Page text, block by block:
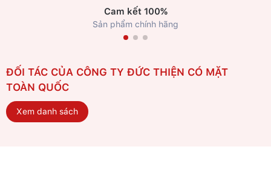
Cam kết 100%
Sản phẩm chính hãng
ĐỐI TÁC CỦA CÔNG TY ĐỨC THIỆN CÓ MẶT
TOÀN QUỐC
Xem danh sách